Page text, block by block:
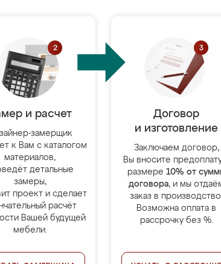
и расчет
замерщик
к Вам с каталогом
материалов,
детальные
замеры,
проект и сделает
расчёт
Вашей будущей
мебели.
Договор
и изготовление
Заключаем договор,
Вы вносите
размере 10% от
договора, и мы
заказ в
Возможна оплата в
рассрочку без %.